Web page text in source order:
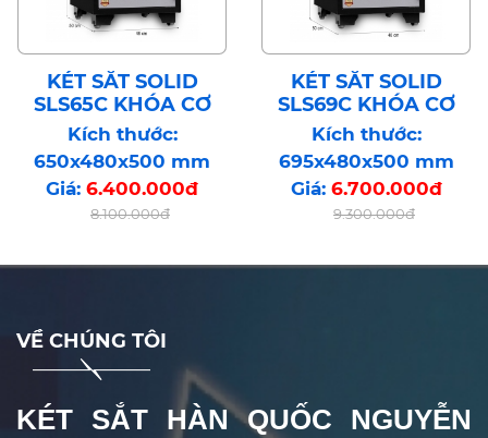
KÉT SẮT SOLID
SLS65C KHÓA CƠ
Kích thước:
650x480x500 mm
Giá: 6.400.000đ
8.100.000đ
KÉT SẮT SOLID
SLS69C KHÓA CƠ
Kích thước:
695x480x500 mm
Giá: 6.700.000đ
9.300.000đ
VỀ CHÚNG TÔI
KÉT SẮT HÀN QUỐC NGUYỄN